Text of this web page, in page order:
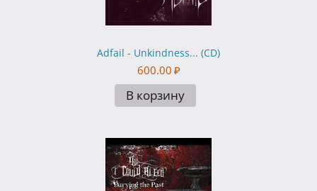
Adfail - Unkindness... (CD)
600.00 ₽
В корзину